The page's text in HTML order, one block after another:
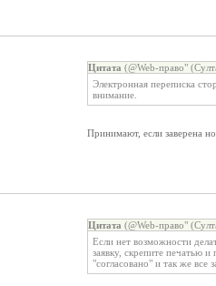
Цитата (@Web-право"
Электронная переписка
внимание.
Принимают, если заверена
Цитата (@Web-право"
Если нет возможности
заявку, скрепите печатью
"согласовано" и так же все